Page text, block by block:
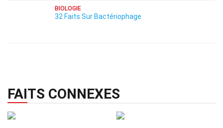
BIOLOGIE
32 Faits Sur Bactériophage
FAITS CONNEXES